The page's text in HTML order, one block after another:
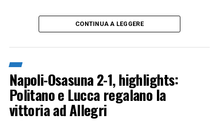
CONTINUA A LEGGERE
Napoli-Osasuna 2-1, highlights:
Politano e Lucca regalano la
vittoria ad Allegri